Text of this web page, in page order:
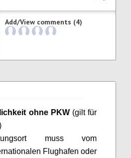
Add/View comments (4)
ohne PKW (gilt für
muss vom
Flughafen oder